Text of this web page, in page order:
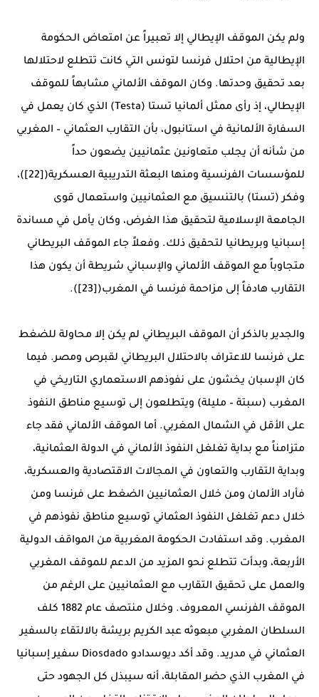
ولم يكن الموقف الإيطالي إلا تعبيراً عن امتعاض الحكومة
الإيطالية من احتلال فرنسا لتونس التي كانت تتطلع لاحتلالها
بعد تحقيق وحدتها. وكان الموقف الألماني مشابهاً للموقف
الإيطالي، إذ رأى ممثل ألمانيا تستا (Testa) الذي كان يعمل في
السفارة الألمانية في استانبول، بأن التقارب العثماني – المغربي
من شأنه أن يجلب متعاونين عثمانيين يضعون حداً
للمؤسسات الفرنسية ومنها البعثة التدريبية العسكرية([22])،
وفكر (تستا) بالتنسيق مع العثمانيين واستعمال قوى
الجامعة الإسلامية لتحقيق هذا الغرض، وكان يأمل في مساندة
إسبانيا وبريطانيا لتحقيق ذلك. وفعلاً جاء الموقف البريطاني
متجاوباً مع الموقف الألماني والإسباني شريطة أن يكون هذا
التقارب هادفاً إلى مزاحمة فرنسا في المغرب([23]).
والجدير بالذكر أن الموقف البريطاني لم يكن إلا محاولة للضغط
على فرنسا للاعتراف بالاحتلال البريطاني لقبرص ومصر. فيما
كان الإسبان يخشون على نفوذهم الاستعماري التاريخي في
المغرب (سبتة – مليلة) ويتطلعون إلى توسيع مناطق النفوذ
على الأقل في الشمال المغربي. أما الموقف الألماني فقد جاء
متزامناً مع بداية تغلغل النفوذ الألماني في الدولة العثمانية،
وبداية التقارب والتعاون في المجالات الاقتصادية والعسكرية،
فأراد الألمان ومن خلال العثمانيين الضغط على فرنسا ومن
خلال دعم تغلغل النفوذ العثماني توسيع مناطق نفوذهم في
المغرب. وقد استفادت الحكومة المغربية من المواقف الدولية
الأربعة، وبدأت تتطلع نحو المزيد من الدعم للموقف المغربي
والعمل على تحقيق التقارب مع العثمانيين على الرغم من
الموقف الفرنسي المعروف. وخلال منتصف عام 1882 كلف
السلطان المغربي مبعوثه عبد الكريم بريشة بالالتقاء بالسفير
العثماني في مدريد. وقد أكد ديوسدادو Diosdado سفير إسبانيا
في المغرب الذي حضر المقابلة، أنه سيبذل كل الجهود حتى